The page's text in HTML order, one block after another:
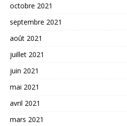
octobre 2021
septembre 2021
août 2021
juillet 2021
juin 2021
mai 2021
avril 2021
mars 2021